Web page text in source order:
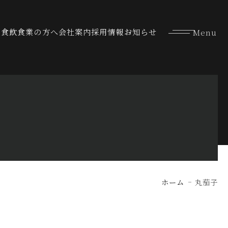
飲食業の方へ会社案内採用情報お知らせ
ホーム 丸茄子